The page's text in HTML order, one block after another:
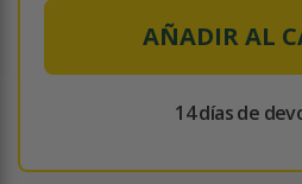
AÑADIR AL
14 días de